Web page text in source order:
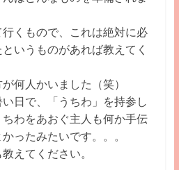
くもので、これは絶対に必
いうものがあれば教えてく
何人かいました（笑）
日で、「うちわ」を持参し
ちわをあおぐ主人も何か手伝
ったみたいです。。。
えてください。